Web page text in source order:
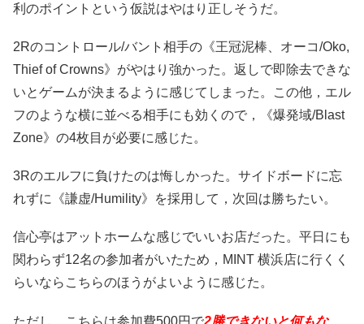
利のポイントという仮説はやはり正しそうだ。
2Rのコントロール/バント相手の《王冠泥棒、オーコ/Oko,
Thief of Crowns》がやはり強かった。返しで即除去できな
いとゲームが決まるように感じてしまった。この他，エル
フのような横に並べる相手にも効くので，《爆発域/Blast
Zone》の4枚目が必要に感じた。
3Rのエルフに負けたのは悔しかった。サイドボードに忘
れずに《謙虚/Humility》を採用して，次回は勝ちたい。
信心亭はアットホームな感じでいいお店だった。平日にも
関わらず12名の参加者がいたため，MINT 横浜店に行くく
らいならこちらのほうがよいように感じた。
ただし，こちらは参加費500円で2勝できないと何もな